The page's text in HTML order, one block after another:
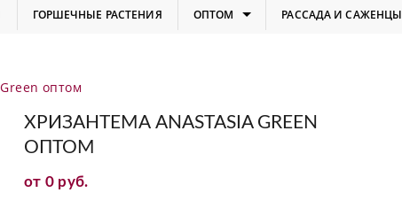
ГОРШЕЧНЫЕ РАСТЕНИЯ ОПТОМ РАССАДА И САЖЕНЦЫ
оптом
ХРИЗАНТЕМА ANASTASIA GREEN
ОПТОМ
от 0 руб.